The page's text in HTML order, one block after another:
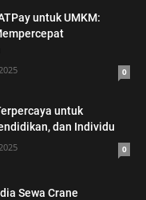
untuk UMKM:
0
untuk
dan Individu
0
Sewa Crane